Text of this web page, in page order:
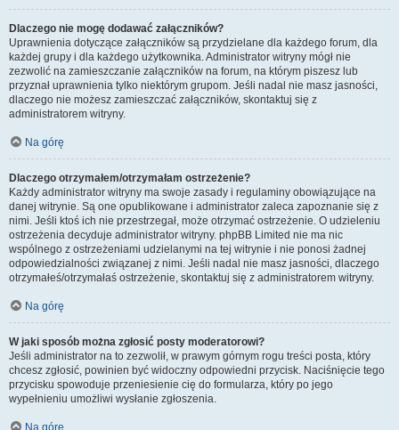
Dlaczego nie mogę dodawać załączników?
Uprawnienia dotyczące załączników są przydzielane dla każdego forum, dla
każdej grupy i dla każdego użytkownika. Administrator witryny mógł nie
zezwolić na zamieszczanie załączników na forum, na którym piszesz lub
przyznał uprawnienia tylko niektórym grupom. Jeśli nadal nie masz jasności,
dlaczego nie możesz zamieszczać załączników, skontaktuj się z
administratorem witryny.
Na górę
Dlaczego otrzymałem/otrzymałam ostrzeżenie?
Każdy administrator witryny ma swoje zasady i regulaminy obowiązujące na
danej witrynie. Są one opublikowane i administrator zaleca zapoznanie się z
nimi. Jeśli ktoś ich nie przestrzegał, może otrzymać ostrzeżenie. O udzieleniu
ostrzeżenia decyduje administrator witryny. phpBB Limited nie ma nic
wspólnego z ostrzeżeniami udzielanymi na tej witrynie i nie ponosi żadnej
odpowiedzialności związanej z nimi. Jeśli nadal nie masz jasności, dlaczego
otrzymałeś/otrzymałaś ostrzeżenie, skontaktuj się z administratorem witryny.
Na górę
W jaki sposób można zgłosić posty moderatorowi?
Jeśli administrator na to zezwolił, w prawym górnym rogu treści posta, który
chcesz zgłosić, powinien być widoczny odpowiedni przycisk. Naciśnięcie tego
przycisku spowoduje przeniesienie cię do formularza, który po jego
wypełnieniu umożliwi wysłanie zgłoszenia.
Na górę